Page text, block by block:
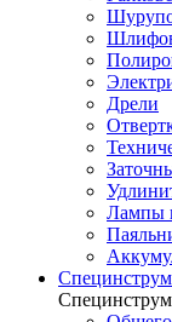
Дрели
Лампы